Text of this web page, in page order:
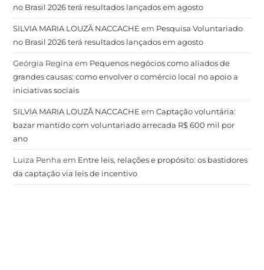
no Brasil 2026 terá resultados lançados em agosto
SILVIA MARIA LOUZÃ NACCACHE em Pesquisa Voluntariado
no Brasil 2026 terá resultados lançados em agosto
Geórgia Regina em Pequenos negócios como aliados de
grandes causas: como envolver o comércio local no apoio a
iniciativas sociais
SILVIA MARIA LOUZÃ NACCACHE emCaptação voluntária:
bazar mantido com voluntariado arrecada R$ 600 mil por
ano
Luiza Penha em Entre leis, relações e propósito: os bastidores
da captação via leis de incentivo